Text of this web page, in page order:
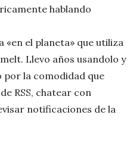
hablando
«en el planeta» que utiliza
Llevo años usandolo y
por la comodidad que
RSS, chatear con
notificaciones de la